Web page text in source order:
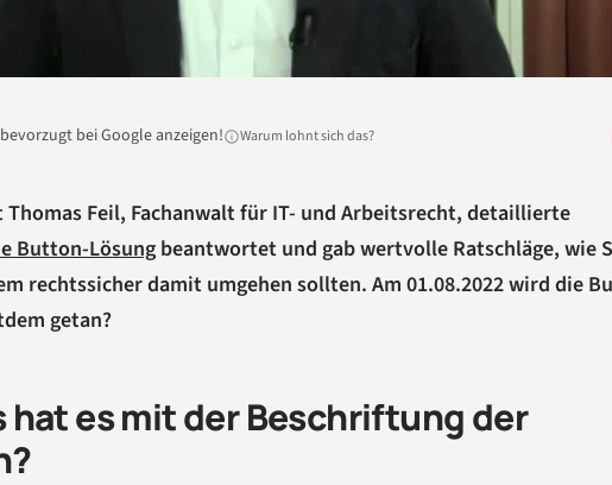
bevorzugt bei Google anzeigen! Warum lohnt sich das?
Feil, Fachanwalt für IT- und Arbeitsrecht, detaillierte
Button-Lösung beantwortet und gab wertvolle Ratschläge, wie
rechtssicher damit umgehen sollten. Am 01.08.2022 wird die
getan?
es mit der Beschriftung der